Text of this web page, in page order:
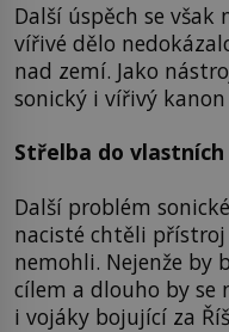
Další úspěch se však
vířivé dělo
nad zemí. Jako
sonický i vířivý
Střelba do vlastních
Další problém
nacisté chtěli
nemohli. Nejenže by
cílem a dlouho by se
i vojáky bojující za